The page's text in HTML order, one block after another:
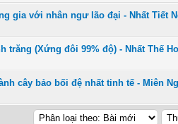
gia với nhân ngư lão đại - Nhất Tiết
vượt quá 5 sao
123 45
trăng (Xứng đôi 99% độ) - Nhất Thế
vượt quá 5 sao
1234 5
cây bảo bối đệ nhất tinh tế - Miên
vượt quá 5 sao
1 234 5